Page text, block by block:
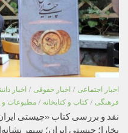
اخبار اجتماعی / اخبار حقوقی / اخبار
فرهنگی / کتاب و کتابخانه / مطبوعات و
نقد و بررسی کتاب «چیستی
بخارا؛ چیستی ایران؛ سپهر